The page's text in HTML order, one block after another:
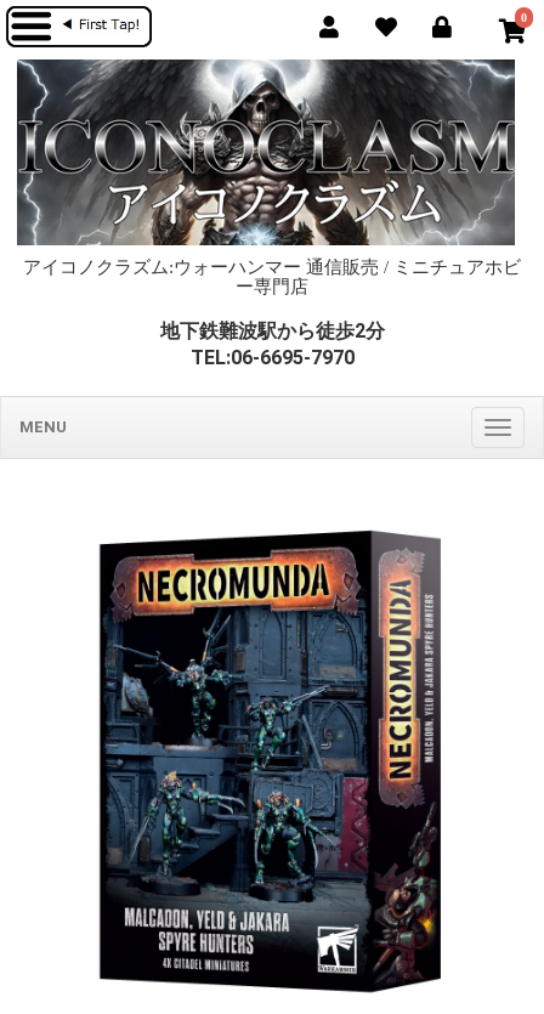
0
アイコノクラズム:ウォーハンマー 通信販売 / ミニチュアホビ
ー専門店
地下鉄難波駅から徒歩2分
TEL:06-6695-7970
MENU